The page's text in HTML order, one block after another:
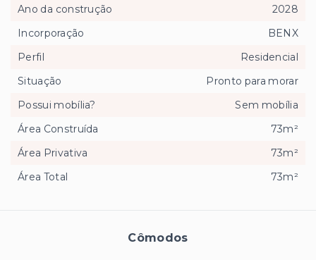
Cômodos
Ano da construção
2028
Incorporação
BENX
Perfil
Residencial
Situação
Pronto para morar
Possui mobília?
Sem mobília
Área Construída
73m²
Área Privativa
73m²
Área Total
73m²